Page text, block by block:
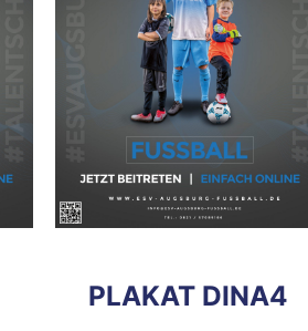
PLAKAT DINA4